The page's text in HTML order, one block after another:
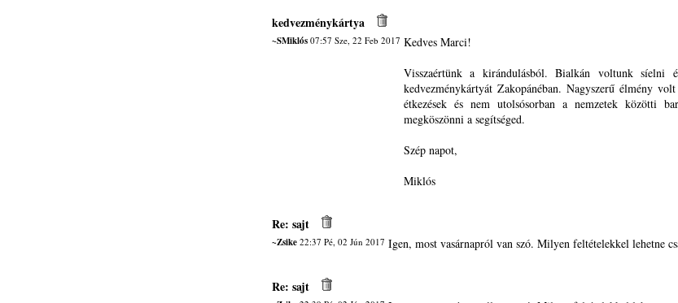
kedvezménykártya
~SMiklós07:57 Sze, 22 Feb 2017 Kedves Marci!
Visszaértünk a kirándulásból. Bialkán voltunk síelni
kedvezménykártyát Zakopánéban. Nagyszerű élmény
étkezések és nem utolsósorban a nemzetek közötti
megköszönni a segítséged.
Szép napot,
Miklós
Re: sajt
~Zsike22:37 Pé, 02 Jún 2017 Igen, most vasárnapról van szó. Milyen feltételekkel lehetne
Re: sajt